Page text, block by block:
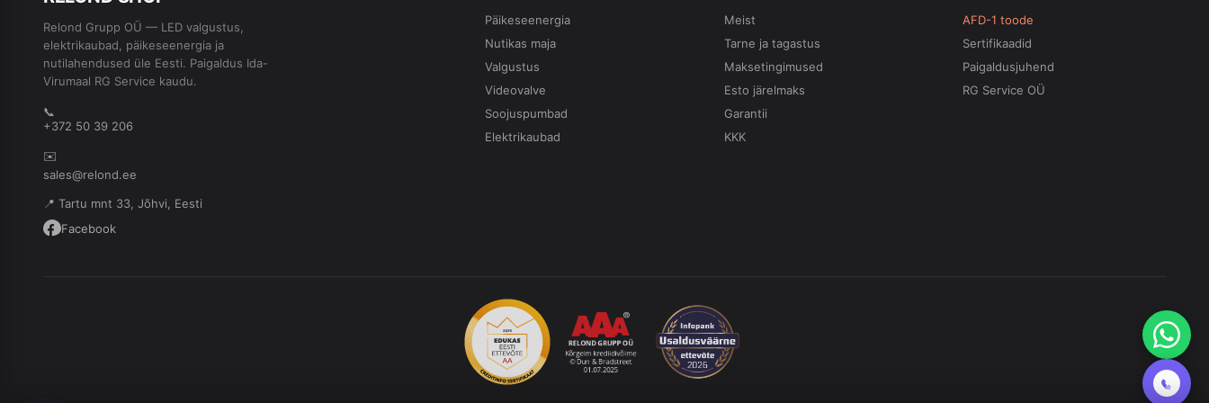
Relond Grupp OÜ — LED valgustus,
elektrikaubad, päikeseenergia ja
nutilahendused üle Eesti. Paigaldus Ida-
Virumaal RG Service kaudu.
📞
+372 50 39 206
✉️
sales@relond.ee
📍 Tartu mnt 33, Jõhvi, Eesti
Facebook
Päikeseenergia
Nutikas maja
Valgustus
Videovalve
Soojuspumbad
Elektrikaubad
Meist
Tarne ja tagastus
Maksetingimused
Esto järelmaks
Garantii
KKK
AFD-1 toode
Sertifikaadid
Paigaldusjuhend
RG Service OÜ